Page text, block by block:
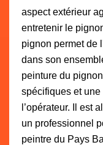
aspect extérieur
entretenir le
pignon permet de
dans son
peinture du
spécifiques et
l’opérateur. Il est
un professionnel
peintre du Pays